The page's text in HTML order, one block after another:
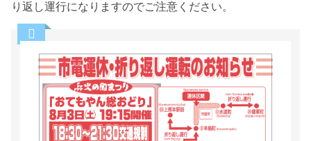
り返し運行になりますのでご注意ください。